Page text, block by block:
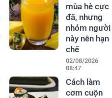
mùa hè cực
đã, nhưng
nhóm người
này nên hạn
chế
02/08/2026
08:47
Cách làm
cơm cuộn